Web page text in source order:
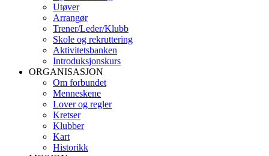
Utøver
Arrangør
Trener/Leder/Klubb
Skole og rekruttering
Aktivitetsbanken
Introduksjonskurs
ORGANISASJON
Om forbundet
Menneskene
Lover og regler
Kretser
Klubber
Kart
Historikk